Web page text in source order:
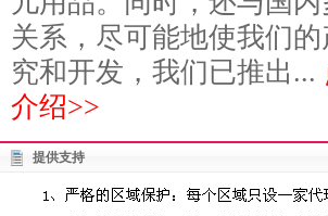
关系，尽可能地使我们
究和开发，我们已推出...
介绍>>
提供支持